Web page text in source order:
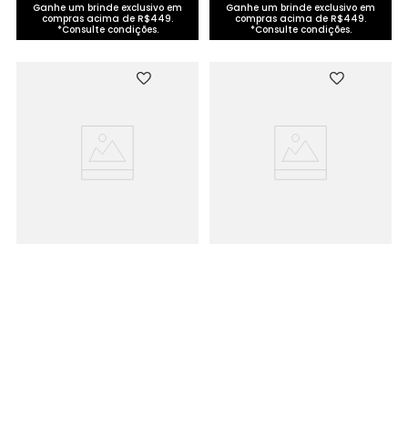
Ganhe um brinde exclusivo em
compras acima de R$449.
*Consulte condições.
Ganhe um brinde exclusivo em
compras acima de R$449.
*Consulte condições.